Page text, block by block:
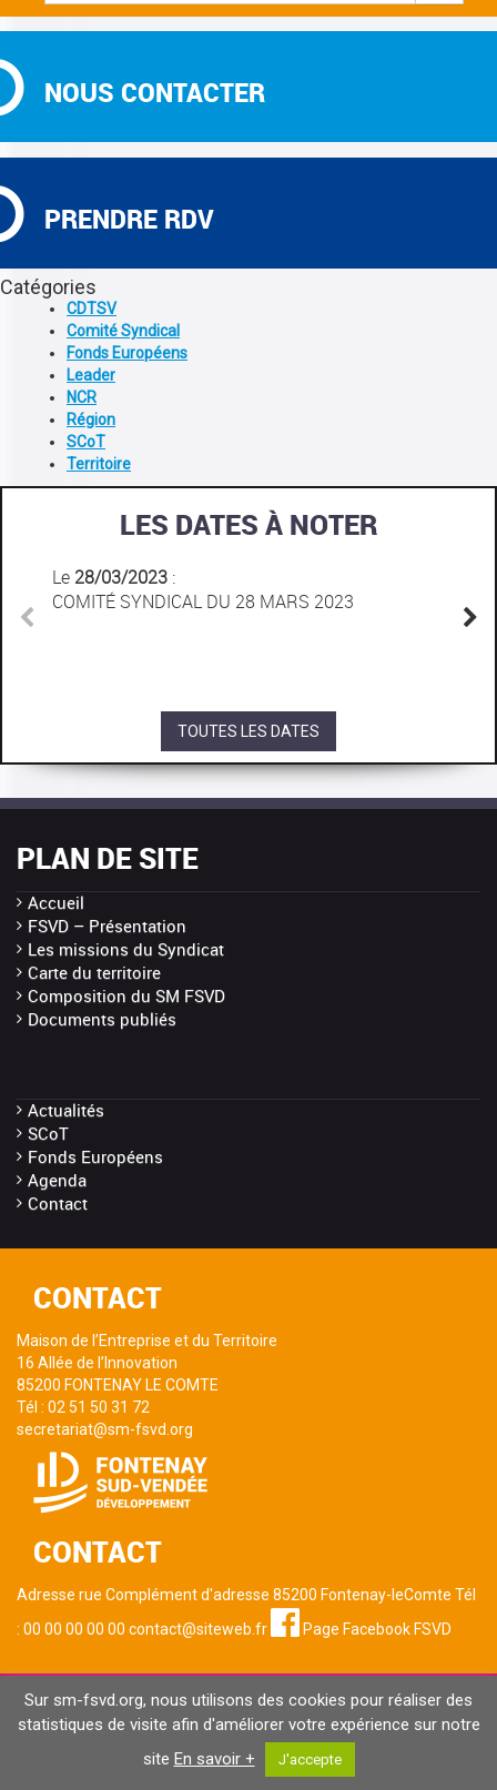
NOUS CONTACTER
PRENDRE RDV
Catégories
CDTSV
Comité Syndical
Fonds Européens
Leader
NCR
Région
SCoT
Territoire
LES DATES À NOTER
Le 28/03/2023 :
COMITÉ SYNDICAL DU 28 MARS 2023
TOUTES LES DATES
PLAN DE SITE
Accueil
FSVD – Présentation
Les missions du Syndicat
Carte du territoire
Composition du SM FSVD
Documents publiés
Actualités
SCoT
Fonds Européens
Agenda
Contact
CONTACT
Maison de l’Entreprise et du Territoire
16 Allée de l’Innovation
85200 FONTENAY LE COMTE
Tél : 02 51 50 31 72
secretariat@sm-fsvd.org
CONTACT
Adresse rue Complément d'adresse 85200 Fontenay-leComte Tél
: 00 00 00 00 00 contact@siteweb.fr
Page Facebook FSVD
NOS INFOS
Mentions légales et CGU
Sur sm-fsvd.org, nous utilisons des cookies pour réaliser des
statistiques de visite afin d'améliorer votre expérience sur notre
site En savoir + J'accepte